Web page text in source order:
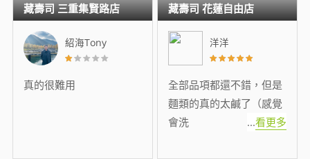
紹海Tony
真的很難用
藏壽司 三重集賢路店
洋洋
全部品項都還不錯，但是
麵類的真的太鹹了（感覺
會洗
...看更多
藏壽司 花蓮自由店